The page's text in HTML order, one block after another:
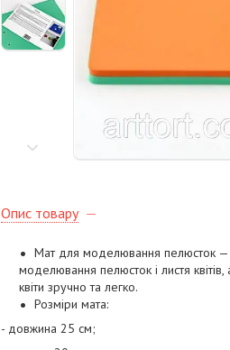
Опис товару
Мат для моделювання пелюсток —
моделювання пелюсток і листя
квіти зручно та легко.
Розміри мата:
- довжина 25 см;